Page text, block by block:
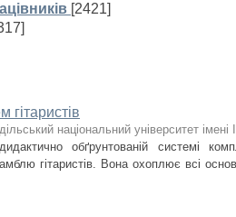
[2421]
національний університет імені
обґрунтованій системі
гітаристів. Вона охоплює всі